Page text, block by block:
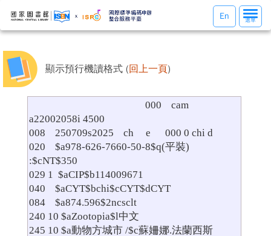
選
單
選單
En
顯示預行機讀格式 (回上一頁)